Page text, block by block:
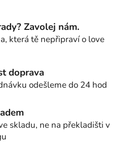
Zavolej nám.
která tě nepřipraví o love
doprava
odešleme do 24 hod
skladu, ne na překladišti v